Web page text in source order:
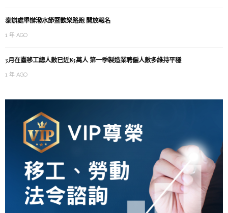
泰辦處舉辦潑水節暨歡樂路跑 開放報名
1 年 AGO
3月在臺移工總人數已近83萬人 第一季製造業聘僱人數多維持平穩
1 年 AGO